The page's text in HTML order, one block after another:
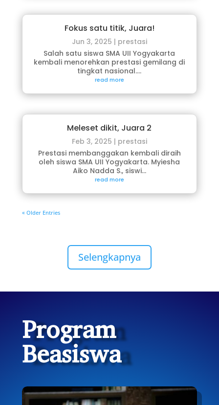
Fokus satu titik, Juara!
Jun 3, 2025 | prestasi
Salah satu siswa SMA UII Yogyakarta
kembali menorehkan prestasi gemilang di
tingkat nasional....
read more
Meleset dikit, Juara 2
Feb 3, 2025 | prestasi
Prestasi membanggakan kembali diraih
oleh siswa SMA UII Yogyakarta. Myiesha
Aiko Nadda S., siswi...
read more
« Older Entries
Selengkapnya
Program
Beasiswa